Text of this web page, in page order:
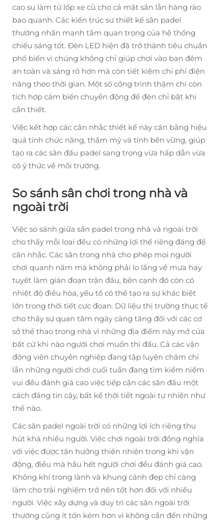
cao su làm từ lốp xe cũ cho cả mặt sân lẫn hàng rào
bao quanh. Các kiến trúc sư thiết kế sân padel
thường nhấn mạnh tầm quan trọng của hệ thống
chiếu sáng tốt. Đèn LED hiện đã trở thành tiêu chuẩn
phổ biến vì chúng không chỉ giúp chơi vào ban đêm
an toàn và sáng rõ hơn mà còn tiết kiệm chi phí điện
năng theo thời gian. Một số công trình thậm chí còn
tích hợp cảm biến chuyển động để đèn chỉ bật khi
cần thiết.
Việc kết hợp các cân nhắc thiết kế này cân bằng hiệu
quả tính chức năng, thẩm mỹ và tính bền vững, giúp
tạo ra các sân đấu padel sang trọng vừa hấp dẫn vừa
có ý thức về môi trường.
So sánh sân chơi trong nhà và
ngoài trời
Việc so sánh giữa sân padel trong nhà và ngoài trời
cho thấy mỗi loại đều có những lợi thế riêng đáng để
cân nhắc. Các sân trong nhà cho phép mọi người
chơi quanh năm mà không phải lo lắng về mưa hay
tuyết làm gián đoạn trận đấu, bên cạnh đó còn có
nhiệt độ điều hòa, yếu tố có thể tạo ra sự khác biệt
lớn trong thời tiết cực đoan. Dữ liệu thị trường thực tế
cho thấy sự quan tâm ngày càng tăng đối với các cơ
sở thể thao trong nhà vì những địa điểm này mở cửa
bất cứ khi nào người chơi muốn thi đấu. Cả các vận
động viên chuyên nghiệp đang tập luyện chăm chỉ
lẫn những người chơi cuối tuần đang tìm kiếm niềm
vui đều đánh giá cao việc tiếp cận các sân đấu một
cách đáng tin cậy, bất kể thời tiết ngoài tự nhiên như
thế nào.
Các sân padel ngoài trời có những lợi ích riêng thu
hút khá nhiều người. Việc chơi ngoài trời đồng nghĩa
với việc được tận hưởng thiên nhiên trong khi vận
động, điều mà hầu hết người chơi đều đánh giá cao.
Không khí trong lành và khung cảnh đẹp chỉ càng
làm cho trải nghiệm trở nên tốt hơn đối với nhiều
người. Việc xây dựng và duy trì các sân ngoài trời
thường cũng ít tốn kém hơn vì không cần đến những